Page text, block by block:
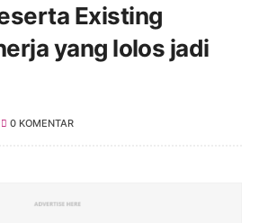
Existing
yang lolos jadi
0 KOMENTAR